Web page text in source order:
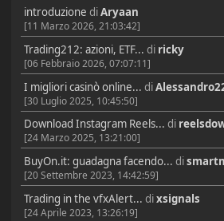
introduzione diAryaan
[11 Marzo 2026, 21:03:42]
Trading212: azioni, ETF... di ricky
[06 Febbraio 2026, 07:07:11]
I migliori casinò online... di
[30 Luglio 2025, 10:45:50]
Download Instagram Reels... di
[24 Marzo 2025, 13:21:00]
BuyOn.it: guadagna facendo... di
[20 Settembre 2023, 14:42:59]
Trading in the vfxAlert... dixsignals
[24 Aprile 2023, 13:26:19]